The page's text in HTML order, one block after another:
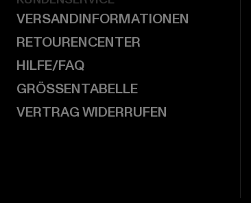
VERSANDINFORMATIONEN
RETOURENCENTER
HILFE/FAQ
GRÖSSENTABELLE
VERTRAG WIDERRUFEN